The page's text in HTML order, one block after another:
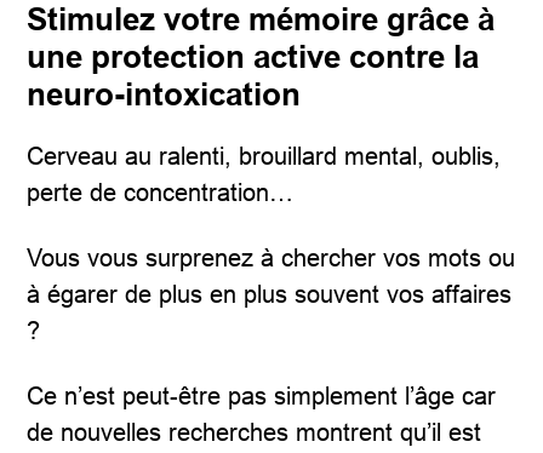
Stimulez votre mémoire grâce à
une protection active contre la
neuro-intoxication
Cerveau au ralenti, brouillard mental, oublis,
perte de concentration…
Vous vous surprenez à chercher vos mots ou
à égarer de plus en plus souvent vos affaires
?
Ce n’est peut-être pas simplement l’âge car
de nouvelles recherches montrent qu’il est